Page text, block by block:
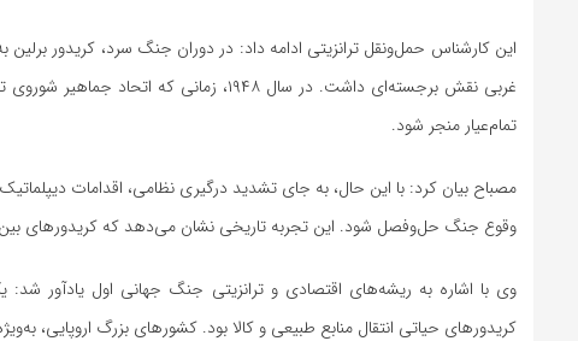
این کارشناس حمل‌ونقل ترانزیتی ادامه داد: در دوران جنگ سرد، کریدور
غربی نقش برجسته‌ای داشت. در سال ۱۹۴۸،
تمام‌عیار منجر شود.
مصباح بیان کرد: با این حال، به جای تشدید درگیری نظامی، اقدامات
وقوع جنگ حل‌وفصل شود. این تجربه تاریخی نشان می‌دهد که کریدورهای
وی با اشاره به ریشه‌های اقتصادی و ترانزیتی جنگ جهانی اول یادآور
کریدورهای حیاتی انتقال منابع طبیعی و کالا بود. کشورهای بزرگ اروپایی،